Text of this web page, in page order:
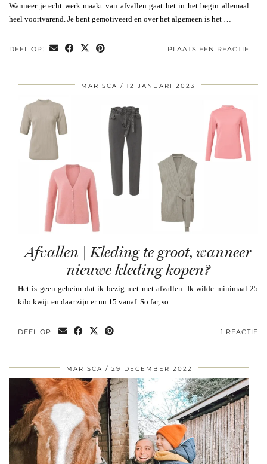
Wanneer je echt werk maakt van afvallen gaat het in het begin allemaal
heel voortvarend. Je bent gemotiveerd en over het algemeen is het …
DEEL OP: PLAATS EEN REACTIE
MARISCA 12 JANUARI 2023
Afvallen | Kleding te groot, wanneer
nieuwe kleding kopen?
Het is geen geheim dat ik bezig met met afvallen. Ik wilde minimaal 25
kilo kwijt en daar zijn er nu 15 vanaf. So far, so …
DEEL OP: 1 REACTIE
MARISCA 29 DECEMBER 2022